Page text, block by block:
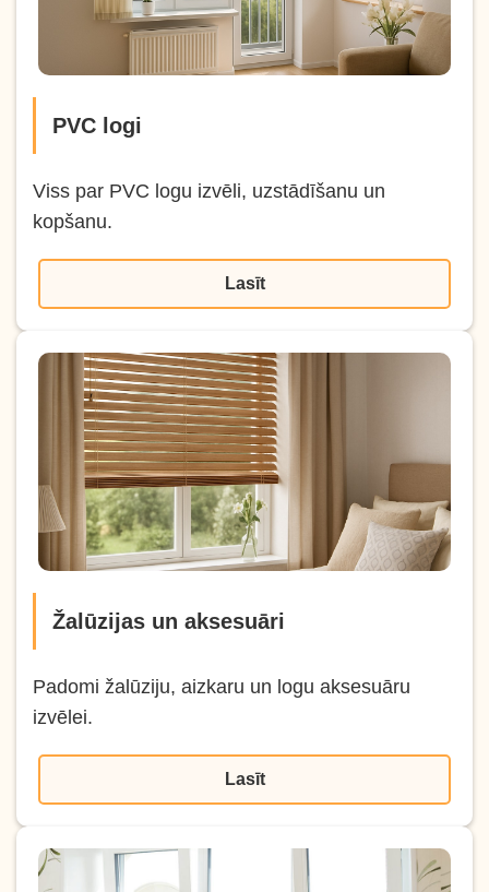
PVC logi
Viss par PVC logu izvēli, uzstādīšanu un
kopšanu.
Lasīt
Žalūzijas un aksesuāri
Padomi žalūziju, aizkaru un logu aksesuāru
izvēlei.
Lasīt